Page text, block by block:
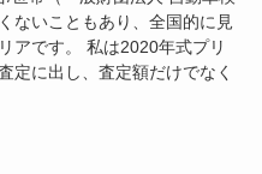
ないこともあり、全国的に見
アです。 私は2020年式プリ
定に出し、査定額だけでなく